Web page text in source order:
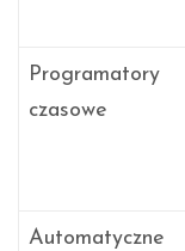
Programatory
czasowe
Automatyczne